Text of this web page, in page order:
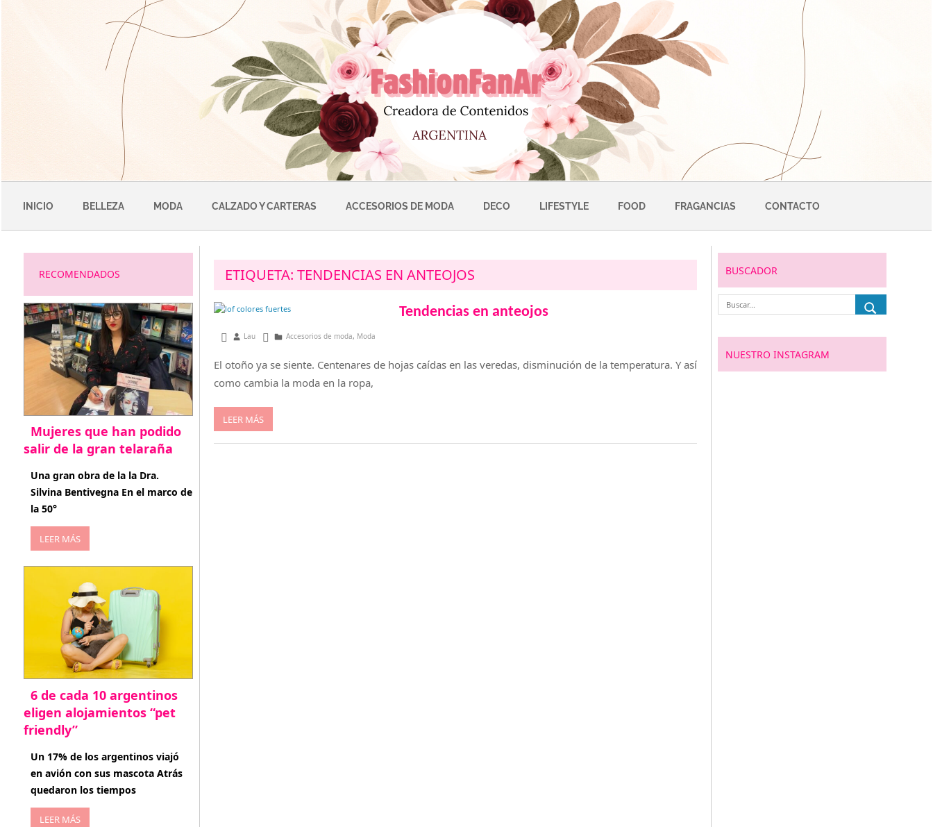
INICIO BELLEZA MODA CALZADO Y CARTERAS ACCESORIOS DE MODA DECO LIFESTYLE FOOD FRAGANCIAS CONTACTO
ETIQUETA: TENDENCIAS EN ANTEOJOS
Tendencias en anteojos
mayo 9, 2014
Lau Accesorios de moda, Moda
El otoño ya se siente. Centenares de hojas caídas en las veredas, disminución de la temperatura. Y así
como cambia la moda en la ropa,
LEER MÁS
RECOMENDADOS
Mujeres que han podido
salir de la gran telaraña
abril 29, 2026
Una gran obra de la la Dra.
Silvina Bentivegna En el marco de
la 50°
LEER MÁS
6 de cada 10 argentinos
eligen alojamientos “pet
friendly”
abril 27, 2026
Un 17% de los argentinos viajó
en avión con sus mascota Atrás
quedaron los tiempos
LEER MÁS
BUSCADOR
NUESTRO INSTAGRAM